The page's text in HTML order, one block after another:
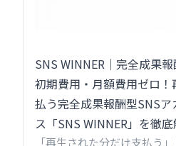
SNS WINNER｜完全成果
初期費用・月額費用ゼロ
払う完全成果報酬型SNS
ス「SNS WINNER」を徹
「再生された分だけ支払う